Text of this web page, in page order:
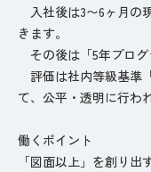
入社後は3〜6ヶ月の
きます。
その後は「5年プログ
評価は社内等級基準
て、公平・透明に行わ
働くポイント
「図面以上」を創り出